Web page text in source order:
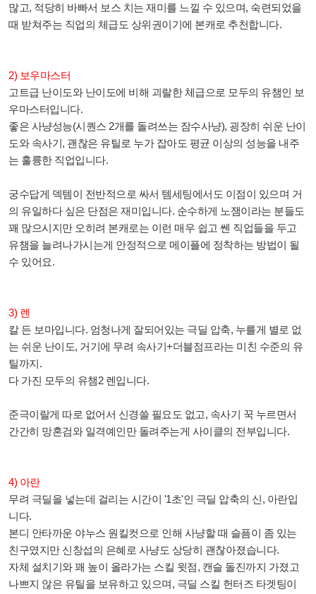
많고, 적당히 바빠서 보스 치는 재미를 느낄 수 있으며, 숙련되었을
때 받쳐주는 직업의 체급도 상위권이기에 본캐로 추천합니다.
2) 보우마스터
고트급 난이도와 난이도에 비해 괴랄한 체급으로 모두의 유챔인 보
우마스터입니다.
좋은 사냥성능(시퀀스 2개를 돌려쓰는 잠수사냥), 굉장히 쉬운 난이
도와 속사기, 괜찮은 유틸로 누가 잡아도 평균 이상의 성능을 내주
는 훌륭한 직업입니다.
궁수답게 덱템이 전반적으로 싸서 템세팅에서도 이점이 있으며 거
의 유일하다 싶은 단점은 재미입니다. 순수하게 노잼이라는 분들도
꽤 많으시지만 오히려 본캐로는 이런 매우 쉽고 쎈 직업들을 두고
유챔을 늘려나가시는게 안정적으로 메이플에 정착하는 방법이 될
수 있어요.
3) 렌
칼 든 보마입니다. 엄청나게 잘되어있는 극딜 압축, 누를게 별로 없
는 쉬운 난이도, 거기에 무려 속사기+더블점프라는 미친 수준의 유
틸까지.
다 가진 모두의 유챔2 렌입니다.
준극이랄게 따로 없어서 신경쓸 필요도 없고, 속사기 꾹 누르면서
간간히 망혼검와 일격예인만 돌려주는게 사이클의 전부입니다.
4) 아란
무려 극딜을 넣는데 걸리는 시간이 '1초'인 극딜 압축의 신, 아란입
니다.
본디 안타까운 야누스 원킬컷으로 인해 사냥할 때 슬픔이 좀 있는
친구였지만 신창섭의 은혜로 사냥도 상당히 괜찮아졌습니다.
자체 설치기와 꽤 높이 올라가는 스킬 윗점, 캔슬 돌진까지 가졌고
나쁘지 않은 유틸을 보유하고 있으며, 극딜 스킬 헌터즈 타겟팅이